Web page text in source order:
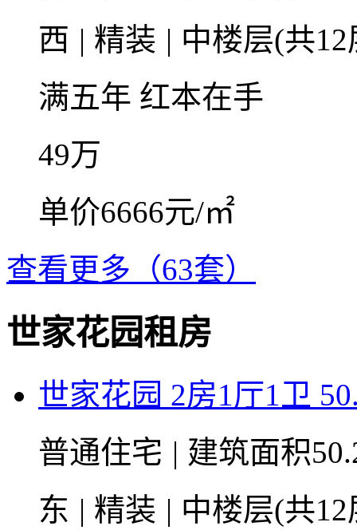
西 | 精装 | 中楼层(共
满五年 红本在手
49万
单价6666元/㎡
查看更多（63套）
世家花园租房
世家花园 2房1厅1卫
普通住宅 | 建筑面积
东 | 精装 | 中楼层(共